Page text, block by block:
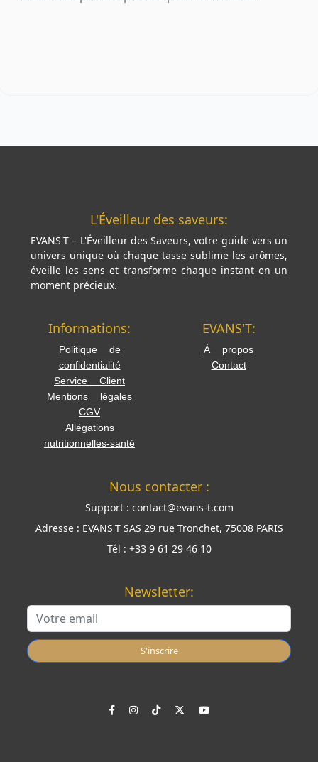
L'Éveilleur des saveurs:
EVANS'T – L'Éveilleur des Saveurs, votre guide vers un
univers unique où chaque tasse sublime les arômes,
éveille les sens et transforme chaque instant en un
moment précieux.
Informations:
Politique de
confidentialité
Service Client
Mentions légales
CGV
Allégations
nutritionnelles-santé
EVANS'T:
À propos
Contact
Nous contacter :
Support : contact@evans-t.com
Adresse : EVANS'T SAS 29 rue Tronchet, 75008 PARIS
Tél : +33 9 61 29 46 10
Newsletter:
S'inscrire